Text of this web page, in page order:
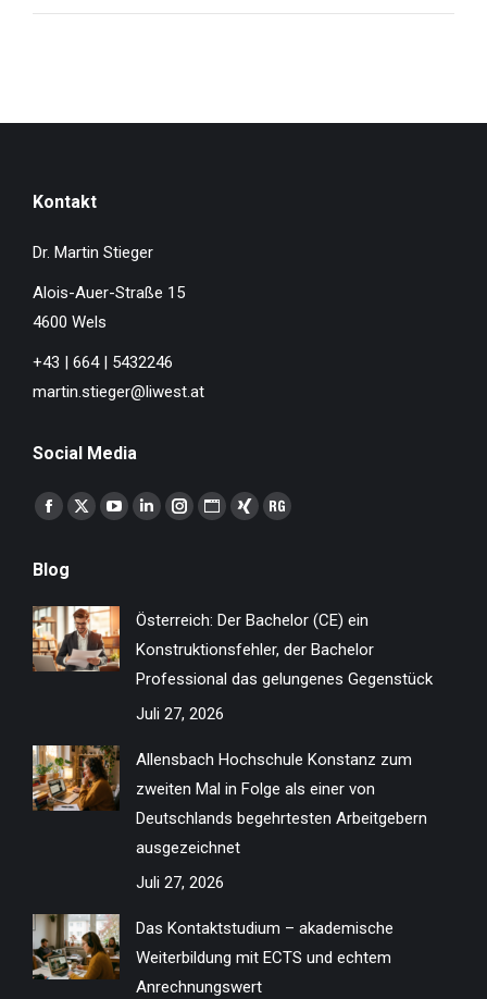
Kontakt
Dr. Martin Stieger
Alois-Auer-Straße 15
4600 Wels
+43 | 664 | 5432246
martin.stieger@liwest.at
Social Media
Finden Sie uns auf:
Facebook
opens
in
new
window
X
in
new
window
YouTube
in
new
window
Linkedin
new
window
Instagram
new
window
Website
new
window
XING
new
window
ResearchGate
new
window
Blog
Österreich: Der Bachelor (CE) ein
Konstruktionsfehler, der Bachelor
Professional das gelungenes Gegenstück
Juli 27, 2026
Allensbach Hochschule Konstanz zum
zweiten Mal in Folge als einer von
Deutschlands begehrtesten Arbeitgebern
ausgezeichnet
Juli 27, 2026
Das Kontaktstudium – akademische
Weiterbildung mit ECTS und echtem
Anrechnungswert